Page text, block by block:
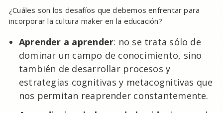
¿Cuáles son los desafíos que debemos enfrentar para
incorporar la cultura maker en la educación?
Aprender a aprender: no se trata sólo de
dominar un campo de conocimiento, sino
también de desarrollar procesos y
estrategias cognitivas y metacognitivas que
nos permitan reaprender constantemente.